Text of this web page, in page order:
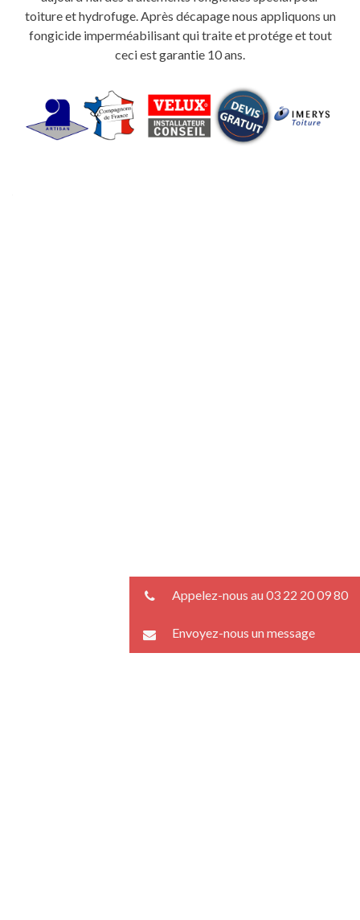
toiture et hydrofuge. Après décapage nous appliquons un
fongicide imperméabilisant qui traite et protége et tout
ceci est garantie 10 ans.
Appelez-nous au 03 22 20 09 80
Envoyez-nous un message